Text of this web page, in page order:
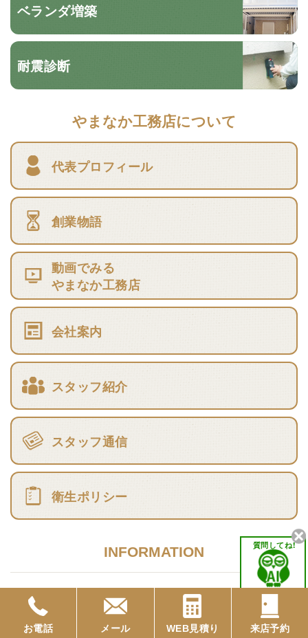
ベランダ増築
耐震診断
やまなか工務店について
代表プロフィール
創業物語
動画でみる
やまなか工務店
会社案内
スタッフ紹介
スタッフ通信
衛生ポリシー
INFORMATION
リフォームの流れ -ここまでやります！-
お電話 メール WEB見積り 来店予約
質問してね！